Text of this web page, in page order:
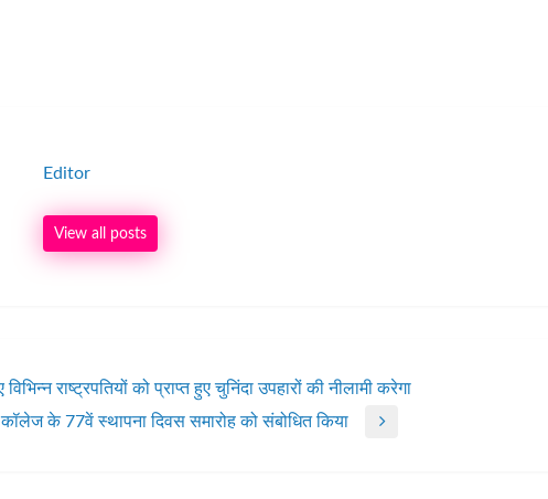
Editor
View all posts
राष्ट्रपतियों को प्राप्त हुए चुनिंदा उपहारों की नीलामी करेगा
कॉलेज के 77वें स्थापना दिवस समारोह को संबोधित किया